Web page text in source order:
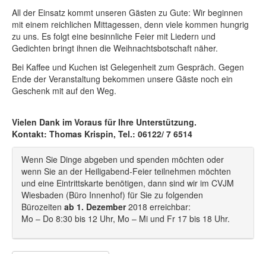
All der Einsatz kommt unseren Gästen zu Gute: Wir beginnen
mit einem reichlichen Mittagessen, denn viele kommen hungrig
zu uns. Es folgt eine besinnliche Feier mit Liedern und
Gedichten bringt ihnen die Weihnachtsbotschaft näher.
Bei Kaffee und Kuchen ist Gelegenheit zum Gespräch. Gegen
Ende der Veranstaltung bekommen unsere Gäste noch ein
Geschenk mit auf den Weg.
Vielen Dank im Voraus für Ihre Unterstützung.
Kontakt: Thomas Krispin, Tel.: 06122/ 7 6514
Wenn Sie Dinge abgeben und spenden möchten oder
wenn Sie an der Heiligabend-Feier teilnehmen möchten
und eine Eintrittskarte benötigen, dann sind wir im CVJM
Wiesbaden (Büro Innenhof) für Sie zu folgenden
Bürozeiten ab 1. Dezember2018 erreichbar:
Mo – Do 8:30 bis 12 Uhr, Mo – Mi und Fr 17 bis 18 Uhr.